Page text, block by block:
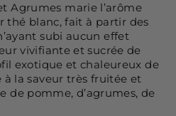
Agrumes marie l’arôme
thé blanc, fait à partir des
subi aucun effet
vivifiante et sucrée de
exotique et chaleureux de
à la saveur très fruitée et
de pomme, d’agrumes, de